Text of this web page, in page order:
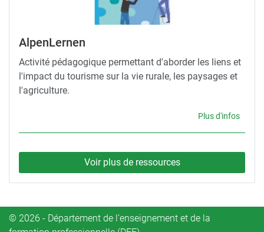
AlpenLernen
Activité pédagogique permettant d'aborder les liens et
l'impact du tourisme sur la vie rurale, les paysages et
l'agriculture.
Plus d'infos
Voir plus de ressources
© 2026 - Département de l’enseignement et de la